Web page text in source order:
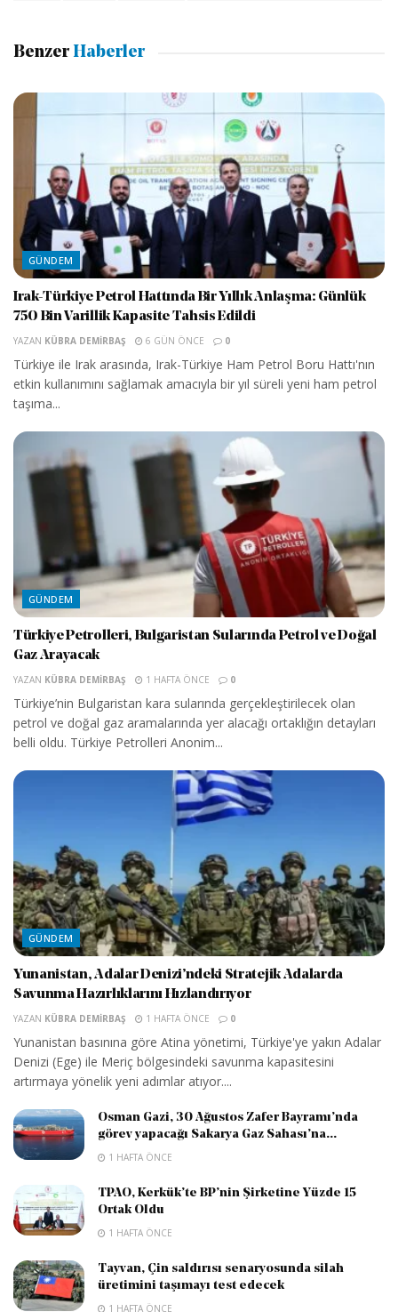
Benzer Haberler
GÜNDEM
Irak-Türkiye Petrol Hattında Bir Yıllık Anlaşma: Günlük
750 Bin Varillik Kapasite Tahsis Edildi
YAZAN KÜBRA DEMIRBAŞ 6 GÜN ÖNCE 0
Türkiye ile Irak arasında, Irak-Türkiye Ham Petrol Boru Hattı'nın
etkin kullanımını sağlamak amacıyla bir yıl süreli yeni ham petrol
taşıma...
GÜNDEM
Türkiye Petrolleri, Bulgaristan Sularında Petrol ve Doğal
Gaz Arayacak
YAZAN KÜBRA DEMIRBAŞ 1 HAFTA ÖNCE 0
Türkiye’nin Bulgaristan kara sularında gerçekleştirilecek olan
petrol ve doğal gaz aramalarında yer alacağı ortaklığın detayları
belli oldu. Türkiye Petrolleri Anonim...
GÜNDEM
Yunanistan, Adalar Denizi’ndeki Stratejik Adalarda
Savunma Hazırlıklarını Hızlandırıyor
YAZAN KÜBRA DEMIRBAŞ 1 HAFTA ÖNCE 0
Yunanistan basınına göre Atina yönetimi, Türkiye'ye yakın Adalar
Denizi (Ege) ile Meriç bölgesindeki savunma kapasitesini
artırmaya yönelik yeni adımlar atıyor....
Osman Gazi, 30 Ağustos Zafer Bayramı’nda
görev yapacağı Sakarya Gaz Sahası’na...
1 HAFTA ÖNCE
TPAO, Kerkük’te BP’nin Şirketine Yüzde 15
Ortak Oldu
1 HAFTA ÖNCE
Tayvan, Çin saldırısı senaryosunda silah
üretimini taşımayı test edecek
1 HAFTA ÖNCE